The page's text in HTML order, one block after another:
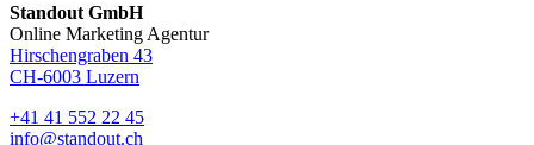
Standout GmbH
Online Marketing Agentur
Hirschengraben 43
CH-6003 Luzern
+41 41 552 22 45
info@standout.ch